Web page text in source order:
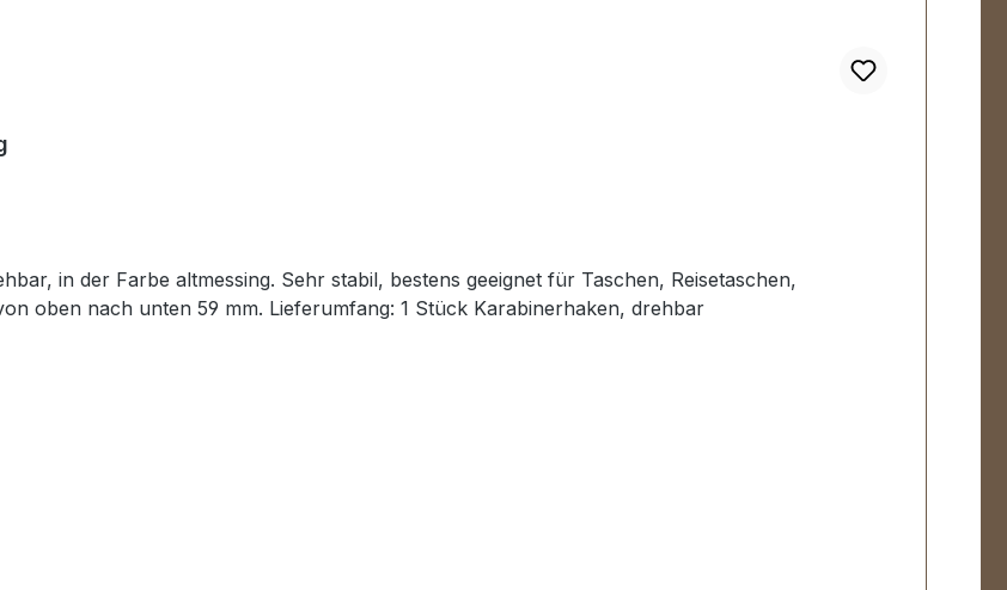
in der Farbe altmessing. Sehr stabil, bestens geeignet für Taschen, Reisetaschen,
oben nach unten 59 mm. Lieferumfang: 1 Stück Karabinerhaken, drehbar